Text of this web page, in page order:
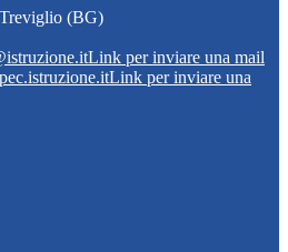
(BG)
Link per inviare una mail
Link per inviare una